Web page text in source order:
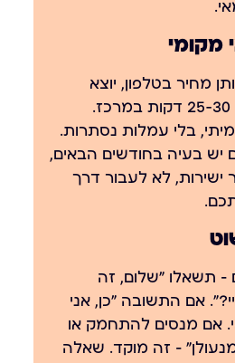
מקומי
מחיר בטלפון, יוצא
מיידית. זמן הגעה: 25-30 דקות במרכז.
בלי עמלות נסתרות.
יש בעיה בחודשים הבאים,
לא לעבור דרך
תשאלו "שלום, זה
אם התשובה "כן, אני
אם מנסים להתחמק או
— זה מוקד. שאלה